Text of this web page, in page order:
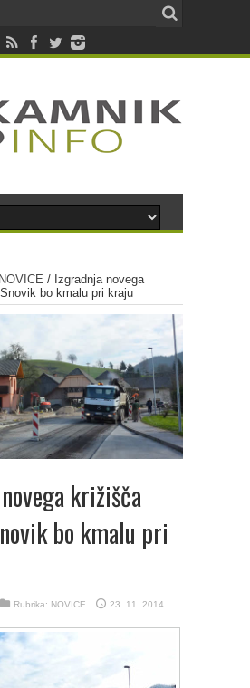
NOVICE / Izgradnja novega
bo kmalu pri kraju
križišča
bo kmalu pri
Rubrika: NOVICE 23. 11. 2014